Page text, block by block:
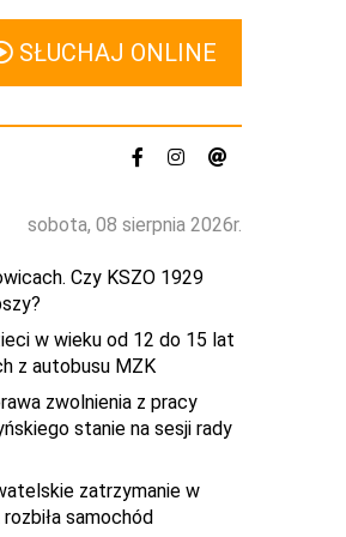
SŁUCHAJ ONLINE
sobota, 08 sierpnia 2026r.
Czy KSZO 1929
w wieku od 12 do 15 lat
z autobusu MZK
zwolnienia z pracy
stanie na sesji rady
zatrzymanie w
samochód